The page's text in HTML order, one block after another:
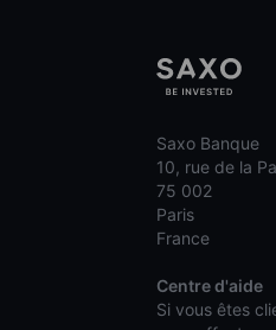
Saxo Banque
10, rue de la
75 002
Paris
France
Centre d'aide
Si vous êtes